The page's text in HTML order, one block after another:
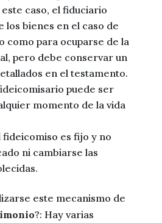
este caso, el fiduciario
los bienes en el caso de
como para ocuparse de la
pero debe conservar un
en el testamento.
puede ser
momento de la vida
fideicomiso es fijo y no
ni cambiarse las
este mecanismo de
?: Hay varias